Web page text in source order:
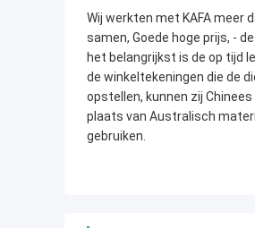
Wij werkten met KAFA meer
samen, Goede hoge prijs, -
het belangrijkst is de op tijd
de winkeltekeningen die de
opstellen, kunnen zij
plaats van Australisch
gebruiken.